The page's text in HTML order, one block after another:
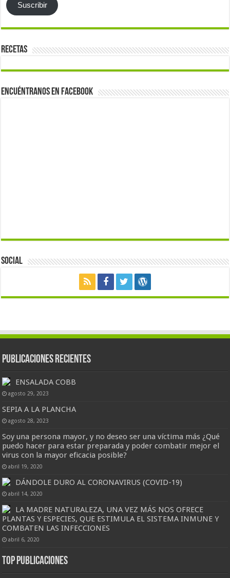
Suscribir
Recetas
Encuéntranos en Facebook
Social
Publicaciones Recientes
ENSALADA COBB
agosto 29, 2023
SEPIA A LA PLANCHA
agosto 28, 2023
Soy una persona mayor, y no deseo ser una víctima más ¿Qué
puedo hacer para estar preparada y poder combatir mejor el
virus con la mayor eficacia posible?
abril 19, 2020
DÁNDOLE DURO AL CORONAVIRUS (COVID-19)
abril 14, 2020
LA MADRE NATURALEZA, UNA VEZ MÁS NOS OFRECE
PLANTAS Y ESPECIES, QUE ESTIMULA EL SISTEMA INMUNE Y
COMBATEN LAS INFECCIONES
abril 6, 2020
Top Publicaciones